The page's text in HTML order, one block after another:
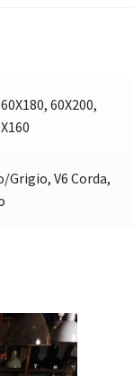
60X200,
Grigio, V6 Corda,